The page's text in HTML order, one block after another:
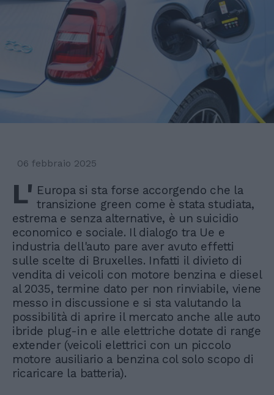
06 febbraio 2025
L' Europa si sta forse accorgendo che la
transizione green come è stata studiata,
estrema e senza alternative, è un suicidio
economico e sociale. Il dialogo tra Ue e
industria dell'auto pare aver avuto effetti
sulle scelte di Bruxelles. Infatti il divieto di
vendita di veicoli con motore benzina e diesel
al 2035, termine dato per non rinviabile, viene
messo in discussione e si sta valutando la
possibilità di aprire il mercato anche alle auto
ibride plug-in e alle elettriche dotate di range
extender (veicoli elettrici con un piccolo
motore ausiliario a benzina col solo scopo di
ricaricare la batteria).